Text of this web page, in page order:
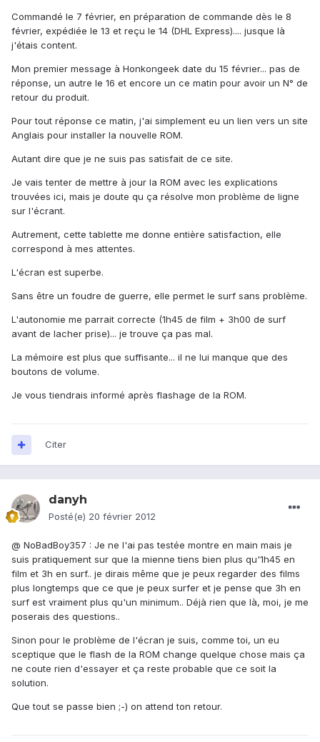
Commandé le 7 février, en préparation de commande dès le 8
février, expédiée le 13 et reçu le 14 (DHL Express).... jusque là
j'étais content.
Mon premier message à Honkongeek date du 15 février... pas de
réponse, un autre le 16 et encore un ce matin pour avoir un N° de
retour du produit.
Pour tout réponse ce matin, j'ai simplement eu un lien vers un site
Anglais pour installer la nouvelle ROM.
Autant dire que je ne suis pas satisfait de ce site.
Je vais tenter de mettre à jour la ROM avec les explications
trouvées ici, mais je doute qu ça résolve mon problème de ligne
sur l'écrant.
Autrement, cette tablette me donne entière satisfaction, elle
correspond à mes attentes.
L'écran est superbe.
Sans être un foudre de guerre, elle permet le surf sans problème.
L'autonomie me parrait correcte (1h45 de film + 3h00 de surf
avant de lacher prise)... je trouve ça pas mal.
La mémoire est plus que suffisante... il ne lui manque que des
boutons de volume.
Je vous tiendrais informé après flashage de la ROM.
Citer
danyh
Posté(e) 20 février 2012
@ NoBadBoy357 : Je ne l'ai pas testée montre en main mais je
suis pratiquement sur que la mienne tiens bien plus qu'1h45 en
film et 3h en surf.. je dirais même que je peux regarder des films
plus longtemps que ce que je peux surfer et je pense que 3h en
surf est vraiment plus qu'un minimum.. Déjà rien que là, moi, je me
poserais des questions..
Sinon pour le problème de l'écran je suis, comme toi, un eu
sceptique que le flash de la ROM change quelque chose mais ça
ne coute rien d'essayer et ça reste probable que ce soit la
solution.
Que tout se passe bien ;-) on attend ton retour.